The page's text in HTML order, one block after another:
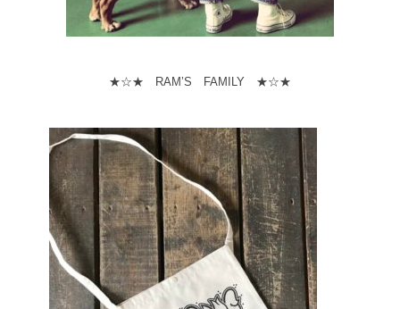
★☆★ RAM’S FAMILY ★☆★